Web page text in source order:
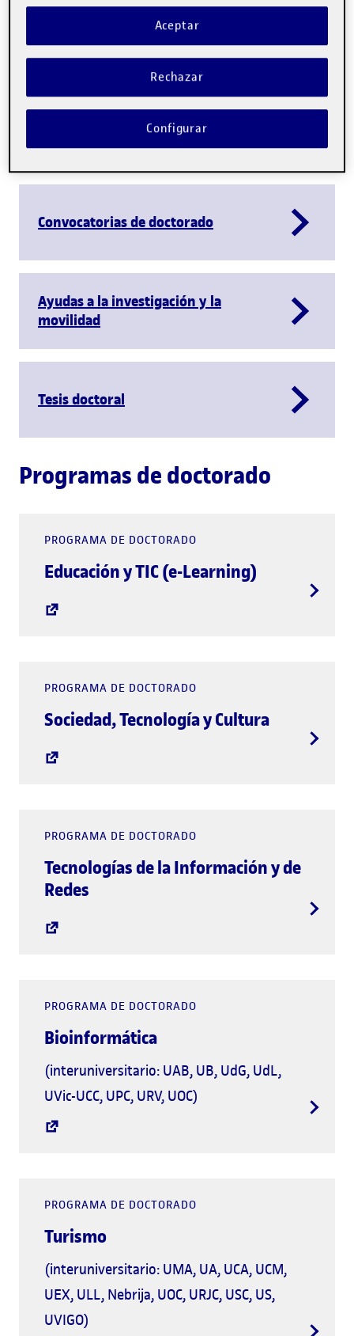
Conoce la Escuela de Doctorado
Líneas de investigación
Convocatorias de doctorado
Ayudas a la investigación y la
movilidad
Tesis doctoral
Programas de doctorado
PROGRAMA DE DOCTORADO
Educación y TIC (e-Learning)
PROGRAMA DE DOCTORADO
Sociedad, Tecnología y Cultura
PROGRAMA DE DOCTORADO
Tecnologías de la Información y de
Redes
PROGRAMA DE DOCTORADO
Bioinformática
(interuniversitario: UAB, UB, UdG, UdL,
UVic-UCC, UPC, URV, UOC)
PROGRAMA DE DOCTORADO
Turismo
(interuniversitario: UMA, UA, UCA, UCM,
UEX, ULL, Nebrija, UOC, URJC, USC, US,
UVIGO)
Rechazar
Aceptar
Configurar